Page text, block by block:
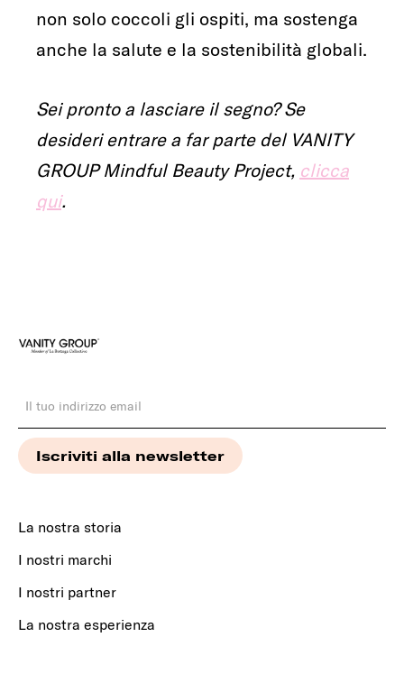
non solo coccoli gli ospiti, ma sostenga
anche la salute e la sostenibilità globali.
Sei pronto a lasciare il segno? Se
desideri entrare a far parte del VANITY
GROUP Mindful Beauty Project, clicca
qui.
La nostra storia
I nostri marchi
I nostri partner
La nostra esperienza